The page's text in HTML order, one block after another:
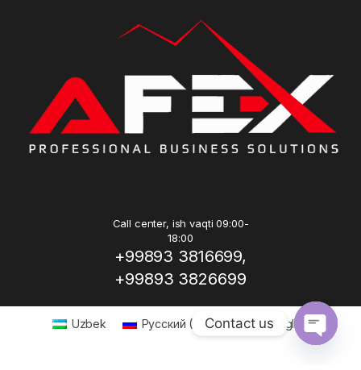
Call center, ish vaqti 09:00-
18:00
+99893 3816699,
+99893 3826699
Uzbek Русский ( Russian) English
Contact us